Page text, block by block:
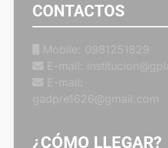
CONTACTOS
Mobile: 0981251829
E-mail:
E-mail:
gadpre1626@gmail.com
¿CÓMO LLEGAR?